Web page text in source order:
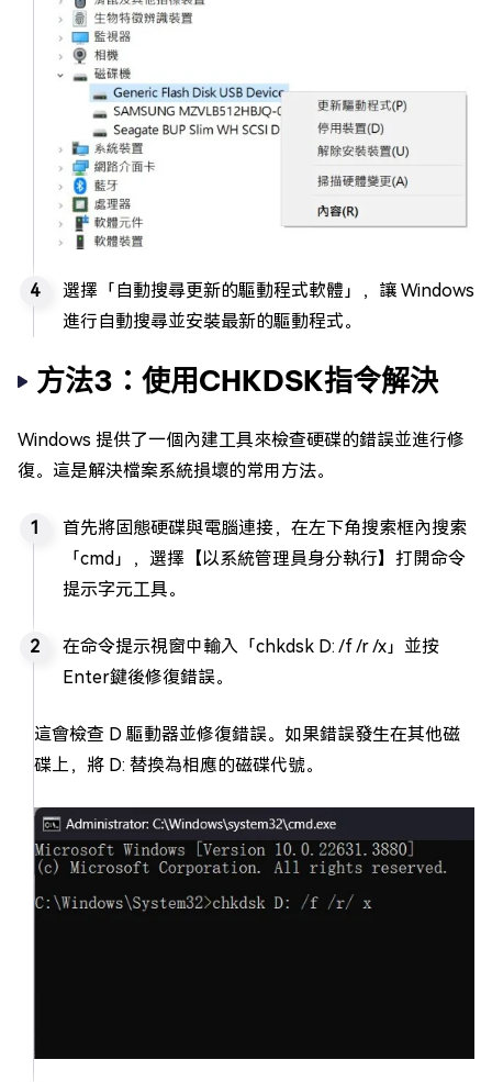
選擇「自動搜尋更新的驅動程式軟體」，讓 Windows
進行自動搜尋並安裝最新的驅動程式。
方法3：使用CHKDSK指令解決
Windows 提供了一個內建工具來檢查硬碟的錯誤並進行修
復。這是解決檔案系統損壞的常用方法。
首先將固態硬碟與電腦連接，在左下角搜索框內搜索
「cmd」，選擇【以系統管理員身分執行】打開命令
提示字元工具。
在命令提示視窗中輸入「chkdsk D: /f /r /x」並按
Enter鍵後修復錯誤。
這會檢查 D 驅動器並修復錯誤。如果錯誤發生在其他磁
碟上，將 D: 替換為相應的磁碟代號。